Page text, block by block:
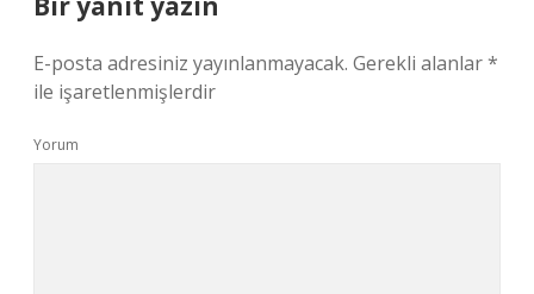
E-posta adresiniz yayınlanmayacak. Gerekli alanlar*
ile işaretlenmişlerdir
Yorum